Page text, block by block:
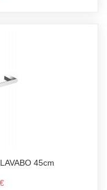
45cm